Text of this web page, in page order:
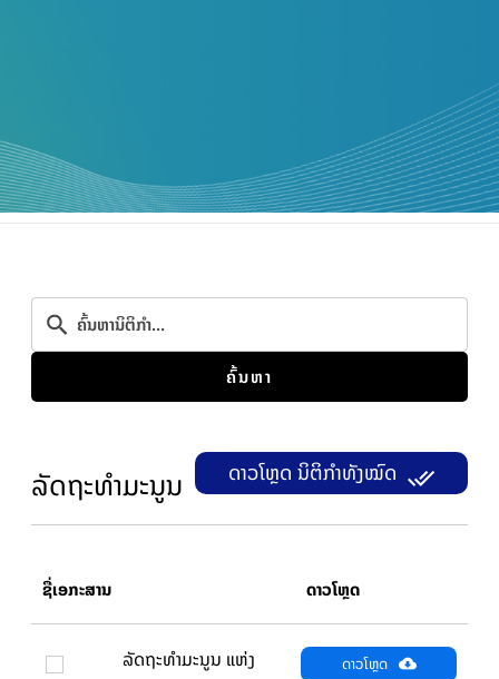
ຄົ້ນຫາ
ດາວໂຫຼດ ນິຕິກຳທັງໝົດ
ລັດຖະທຳມະນູນ
ຊື່ເອກະສານ ດາວໂຫຼດ
ລັດຖະທຳມະນູນ ແຫ່ງ
ດາວໂຫຼດ